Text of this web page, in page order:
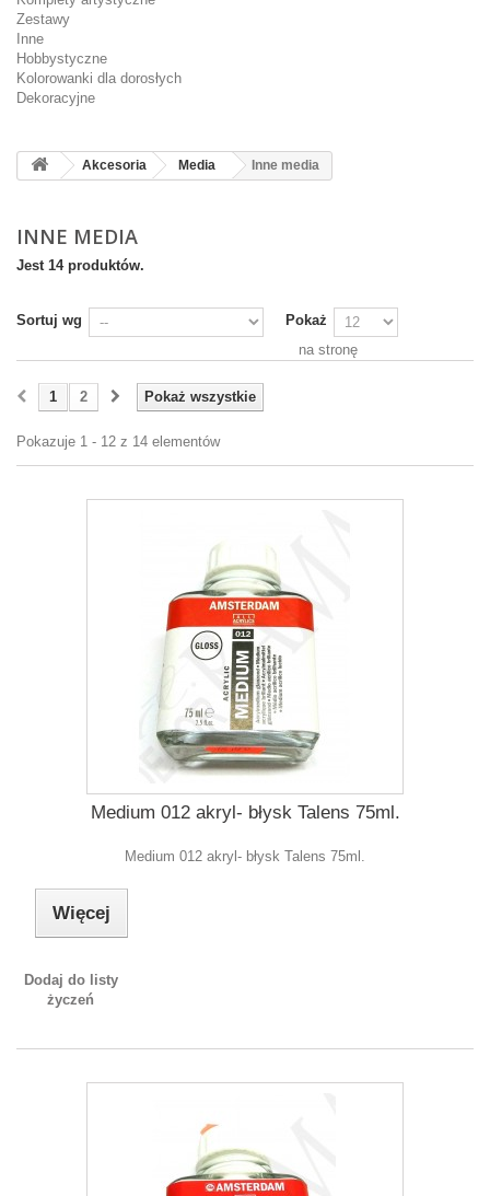
Zestawy
Inne
Hobbystyczne
Kolorowanki dla dorosłych
Dekoracyjne
Akcesoria Media Inne media
INNE MEDIA
Jest 14 produktów.
Sortuj wg
Pokaż
na stronę
Pokaż wszystkie
1 2
Pokazuje 1 - 12 z 14 elementów
Medium 012 akryl- błysk Talens 75ml.
Medium 012 akryl- błysk Talens 75ml.
Więcej
Dodaj do listy
życzeń